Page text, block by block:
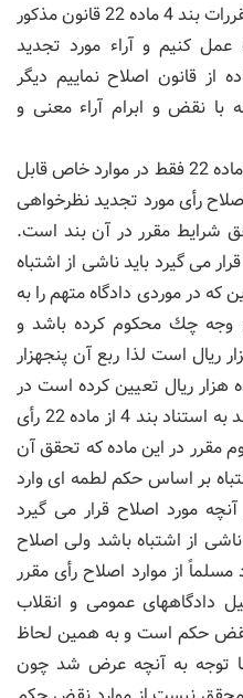
ایشان نیست چون اگر قرار باشد مقررات بند 4 ماده 22 قانون مذكور
كنیم و آراء مورد تجدید
از قانون اصلاح نماییم دیگر
با نقض و ابرام آراء معنی و
باید توجه داشت كه مقررات بند 4 ماده 22 فقط در موارد خاص قابل
رأی مورد تجدید نظرخواهی
شرایط مقرر در آن بند است.
می گیرد باید ناشی از اشتباه
كه در موردی دادگاه متهم را به
وجه چك محكوم كرده باشد و
است لذا ربع آن پنجهزار
هزار ریال تعیین كرده است در
این مورد مرجع تجدید نظر می تواند به استناد بند 4 از ماده 22 رأی
مقرر در این ماده كه تحقق آن
بر اساس حكم لطمه ای وارد
مورد اصلاح قرار می گیرد
از اشتباه باشد ولی اصلاح
از موارد اصلاح رأی مقرر
22 قانون تشكیل دادگاههای عمومی و انقلاب
حكم است و به همین لحاظ
توجه به آنچه عرض شد چون